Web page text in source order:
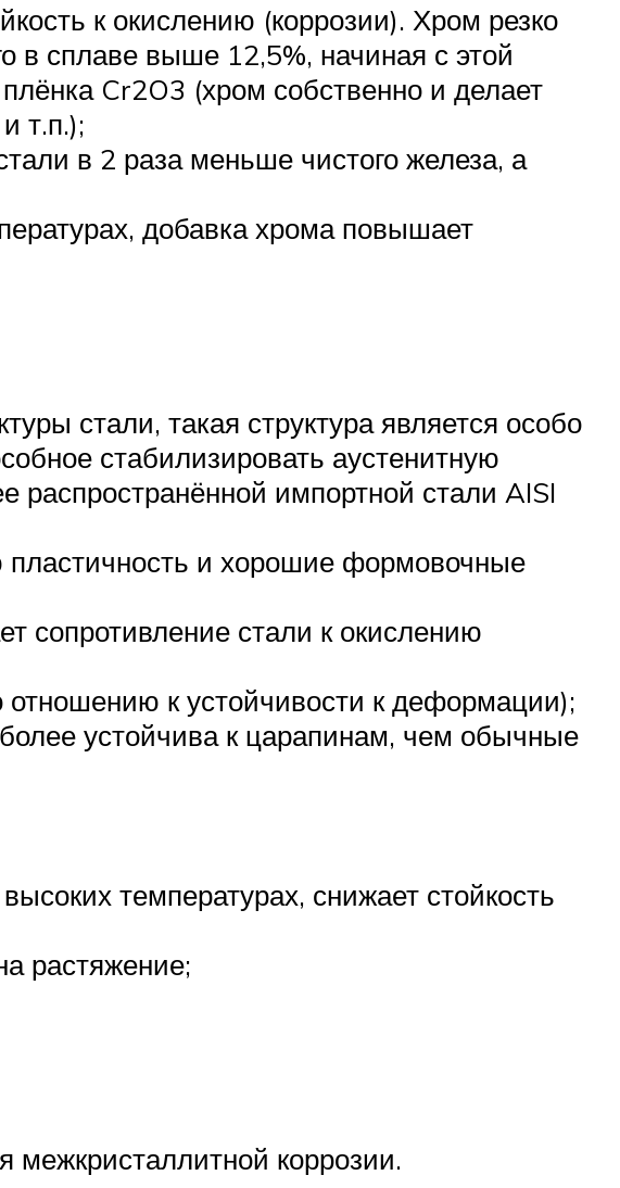
к окислению (коррозии). Хром резко
в сплаве выше 12,5%, начиная с этой
Cr2O3 (хром собственно и делает
т.п.);
в 2 раза меньше чистого железа, а
добавка хрома повышает
стали, такая структура является особо
стабилизировать аустенитную
распространённой импортной стали AISI
пластичность и хорошие формовочные
сопротивление стали к окислению
отношению к устойчивости к деформации);
устойчива к царапинам, чем обычные
температурах, снижает стойкость
растяжение;
коррозии.